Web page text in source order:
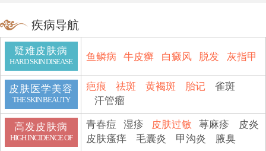
疾病导航
疑难皮肤病
HARD SKIN DISEASE 鱼鳞病 牛皮癣 白癜风 脱发 灰指甲
皮肤医学美容
THE SKIN BEAUTY
疤痕 祛斑 黄褐斑 胎记
雀斑
汗管瘤
高发皮肤病
HIGH INCIDENCE OF
青春痘 湿疹 皮肤过敏 荨麻疹
皮炎
皮肤瘙痒
毛囊炎 甲沟炎 腋臭